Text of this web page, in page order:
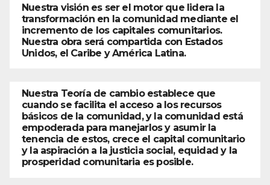
Nuestra visión es ser el motor que lidera la
transformación en la comunidad mediante el
incremento de los capitales comunitarios.
Nuestra obra será compartida con Estados
Unidos, el Caribe y América Latina.
Nuestra Teoría de cambio establece que
cuando se facilita el acceso a los recursos
básicos de la comunidad, y la comunidad está
empoderada para manejarlos y asumir la
tenencia de estos, crece el capital comunitario
y la aspiración a la justicia social, equidad y la
prosperidad comunitaria es posible.